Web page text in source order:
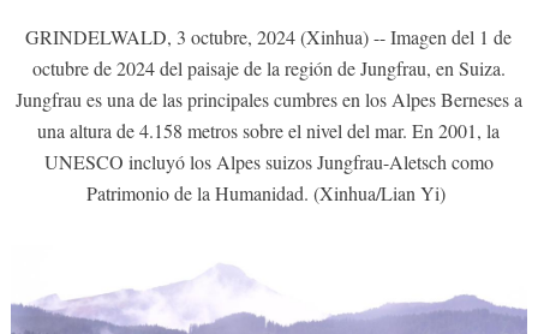
GRINDELWALD, 3 octubre, 2024 (Xinhua) -- Imagen del 1 de
octubre de 2024 del paisaje de la región de Jungfrau, en Suiza.
Jungfrau es una de las principales cumbres en los Alpes Berneses a
una altura de 4.158 metros sobre el nivel del mar. En 2001, la
UNESCO incluyó los Alpes suizos Jungfrau-Aletsch como
Patrimonio de la Humanidad. (Xinhua/Lian Yi)